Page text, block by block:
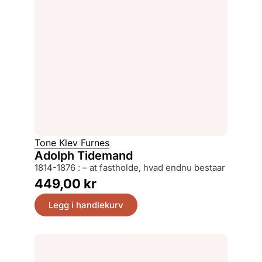
Tone Klev Furnes
Adolph Tidemand
1814-1876 : – at fastholde, hvad endnu bestaar
449,00 kr
Legg i handlekurv